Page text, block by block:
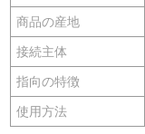
商品の産地
接続主体
指向の特徴
使用方法